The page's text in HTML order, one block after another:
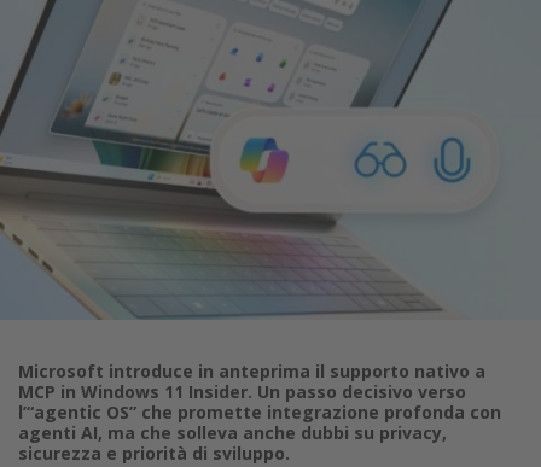
Microsoft introduce in anteprima il supporto nativo a
MCP in Windows 11 Insider. Un passo decisivo verso
l’“agentic OS” che promette integrazione profonda con
agenti AI, ma che solleva anche dubbi su privacy,
sicurezza e priorità di sviluppo.